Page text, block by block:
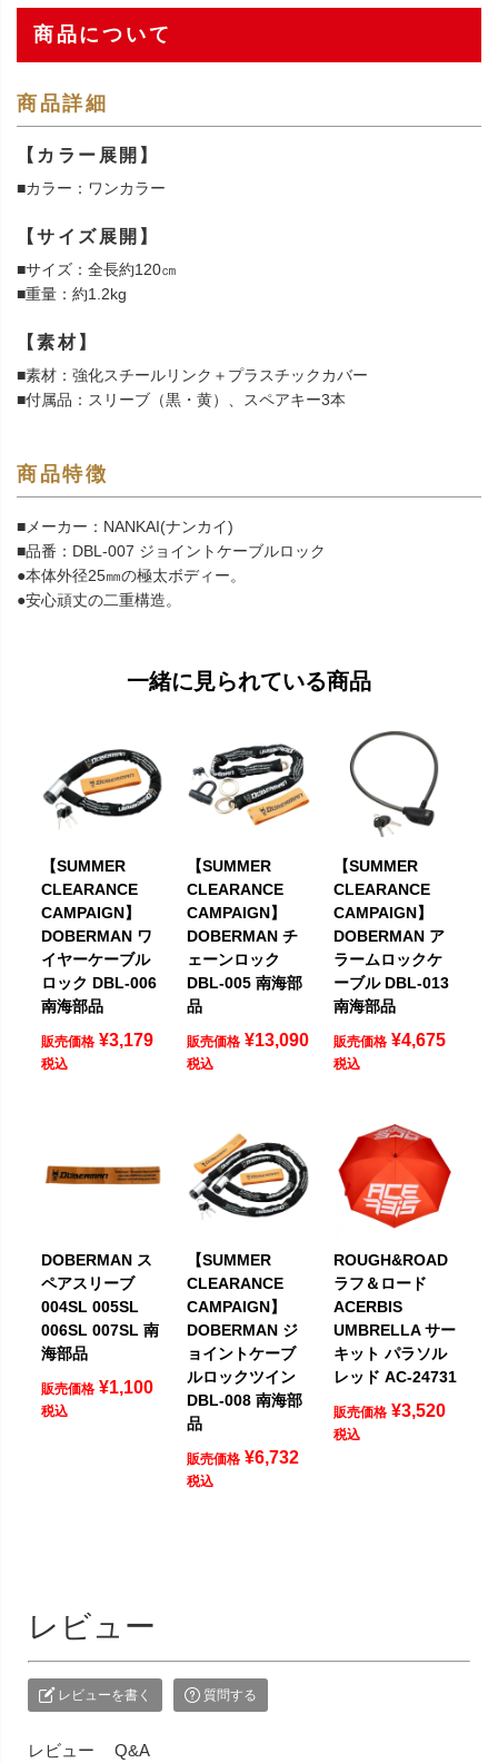
商品について
商品詳細
【カラー展開】
■カラー：ワンカラー
【サイズ展開】
■サイズ：全長約120㎝
■重量：約1.2kg
【素材】
■素材：強化スチールリンク＋プラスチックカバー
■付属品：スリーブ（黒・黄）、スペアキー3本
商品特徴
■メーカー：NANKAI(ナンカイ)
■品番：DBL-007 ジョイントケーブルロック
●本体外径25㎜の極太ボディー。
●安心頑丈の二重構造。
一緒に見られている商品
【SUMMER
CLEARANCE
CAMPAIGN】
DOBERMAN ワ
イヤーケーブル
ロック DBL-006
南海部品
販売価格 ¥3,179
税込
【SUMMER
CLEARANCE
CAMPAIGN】
DOBERMAN チ
ェーンロック
DBL-005 南海部
品
販売価格 ¥13,090
税込
【SUMMER
CLEARANCE
CAMPAIGN】
DOBERMAN ア
ラームロックケ
ーブル DBL-013
南海部品
販売価格 ¥4,675
税込
DOBERMAN ス
ペアスリーブ
004SL 005SL
006SL 007SL 南
海部品
販売価格 ¥1,100
税込
【SUMMER
CLEARANCE
CAMPAIGN】
DOBERMAN ジ
ョイントケーブ
ルロックツイン
DBL-008 南海部
品
販売価格 ¥6,732
税込
ROUGH&ROAD
ラフ＆ロード
ACERBIS
UMBRELLA サー
キット パラソル
レッド AC-24731
販売価格 ¥3,520
税込
レビュー
レビューを書く 質問する
レビュー Q&A